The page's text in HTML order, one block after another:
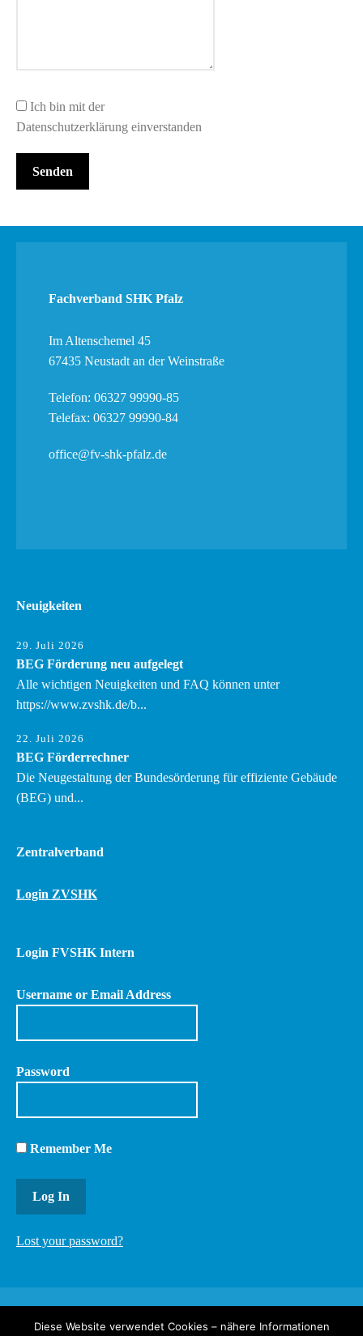
Ich bin mit der
Datenschutzerklärung einverstanden
Fachverband SHK Pfalz
Im Altenschemel 45
67435 Neustadt an der Weinstraße
Telefon: 06327 99990-85
Telefax: 06327 99990-84
office@fv-shk-pfalz.de
Neuigkeiten
29. Juli 2026
BEG Förderung neu aufgelegt
Alle wichtigen Neuigkeiten und FAQ können unter
https://www.zvshk.de/b...
22. Juli 2026
BEG Förderrechner
Die Neugestaltung der Bundesörderung für effiziente Gebäude
(BEG) und...
Zentralverband
Login ZVSHK
Login FVSHK Intern
Username or Email Address
Password
Remember Me
Lost your password?
Diese Website verwendet Cookies – nähere Informationen